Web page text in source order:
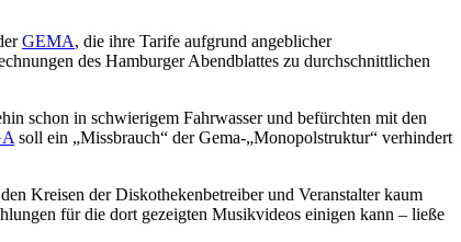
GEMA, die ihre Tarife aufgrund angeblicher
des Hamburger Abendblattes zu durchschnittlichen
schon in schwierigem Fahrwasser und befürchten mit den
soll ein „Missbrauch“ der Gema-„Monopolstruktur“ verhindert
Kreisen der Diskothekenbetreiber und Veranstalter kaum
für die dort gezeigten Musikvideos einigen kann – ließe